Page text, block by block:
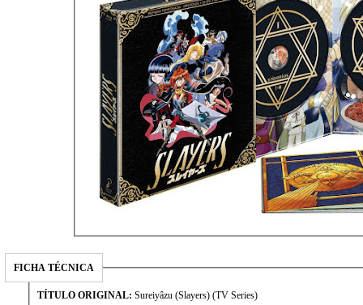
FICHA TÉCNICA
TÍTULO ORIGINAL: Sureiyâzu (Slayers) (TV Series)